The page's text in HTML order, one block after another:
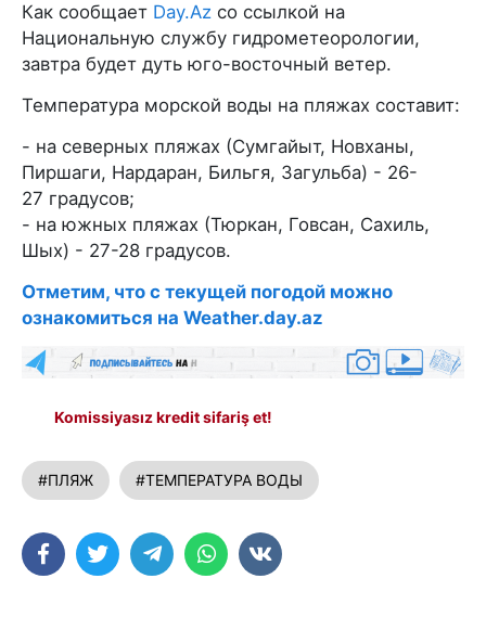
Как сообщает Day.Az со ссылкой на
Национальную службу гидрометеорологии,
завтра будет дуть юго-восточный ветер.
Температура морской воды на пляжах составит:
- на северных пляжах (Сумгайыт, Новханы,
Пиршаги, Нардаран, Бильгя, Загульба) - 26-
27 градусов;
- на южных пляжах (Тюркан, Говсан, Сахиль,
Шых) - 27-28 градусов.
Отметим, что с текущей погодой можно
ознакомиться на Weather.day.az
Komissiyasız kredit sifariş et!
#ПЛЯЖ #ТЕМПЕРАТУРА ВОДЫ